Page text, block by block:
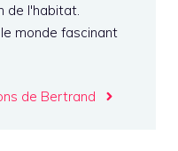
de l'habitat.
monde fascinant
de Bertrand